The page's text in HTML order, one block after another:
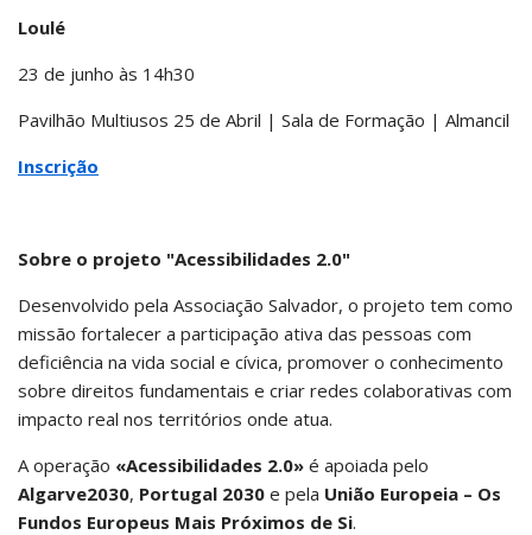
Loulé
23 de junho às 14h30
Pavilhão Multiusos 25 de Abril | Sala de Formação | Almancil
Inscrição
Sobre o projeto "Acessibilidades 2.0"
Desenvolvido pela Associação Salvador, o projeto tem como
missão fortalecer a participação ativa das pessoas com
deficiência na vida social e cívica, promover o conhecimento
sobre direitos fundamentais e criar redes colaborativas com
impacto real nos territórios onde atua.
A operação «Acessibilidades 2.0» é apoiada pelo
Algarve2030, Portugal 2030 e pela União Europeia – Os
Fundos Europeus Mais Próximos de Si.